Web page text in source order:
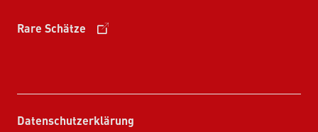
Rare Schätze
Datenschutzerklärung